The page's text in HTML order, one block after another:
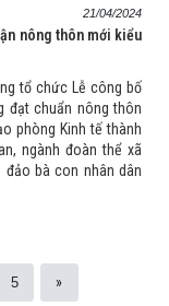
21/04/2024
nông thôn mới kiểu
tổ chức Lễ công bố
đạt chuẩn nông thôn
phòng Kinh tế thành
ngành đoàn thể xã
đảo bà con nhân dân
5 »